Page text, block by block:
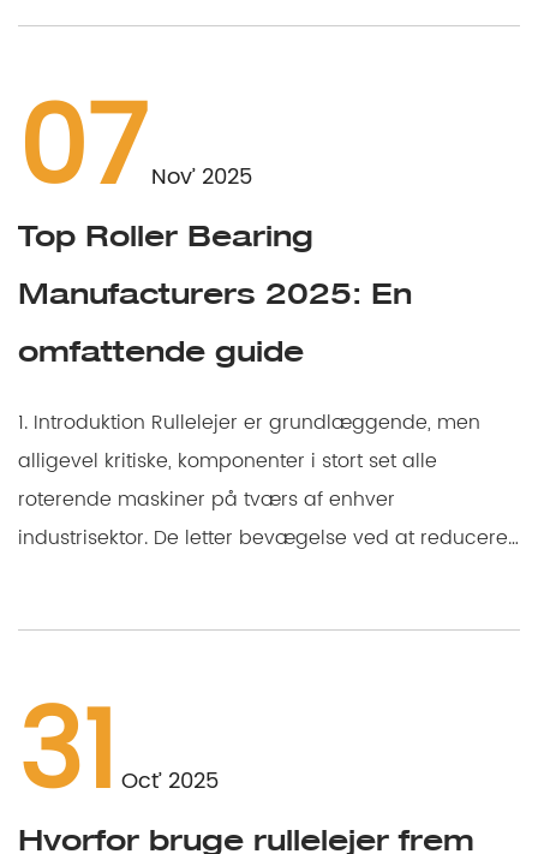
07Nov’ 2025
Top Roller Bearing
Manufacturers 2025: En
omfattende guide
1. Introduktion Rullelejer er grundlæggende, men
alligevel kritiske, komponenter i stort set alle
roterende maskiner på tværs af enhver
industrisektor. De letter bevægelse ved at reducere
31 Oct’ 2025
Hvorfor bruge rullelejer frem